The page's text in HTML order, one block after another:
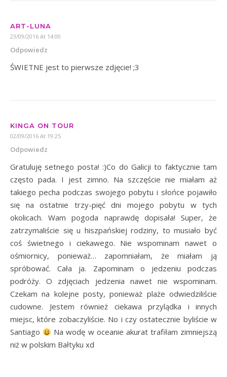
ART-LUNA
23/09/2016 At 14:00
Odpowiedz
ŚWIETNE jest to pierwsze zdjęcie! ;3
KINGA ON TOUR
02/09/2016 At 19:25
Odpowiedz
Gratuluję setnego posta! :)Co do Galicji to faktycznie tam
często pada. I jest zimno. Na szczęście nie miałam aż
takiego pecha podczas swojego pobytu i słońce pojawiło
się na ostatnie trzy-pięć dni mojego pobytu w tych
okolicach. Wam pogoda naprawdę dopisała! Super, że
zatrzymaliście się u hiszpańskiej rodziny, to musiało być
coś świetnego i ciekawego. Nie wspominam nawet o
ośmiornicy, ponieważ… zapomniałam, że miałam ją
spróbować. Cała ja. Zapominam o jedzeniu podczas
podróży. O zdjęciach jedzenia nawet nie wspominam.
Czekam na kolejne posty, ponieważ plaże odwiedziliście
cudowne. Jestem również ciekawa przylądka i innych
miejsc, które zobaczyliście. No i czy ostatecznie byliście w
Santiago
Na wodę w oceanie akurat trafiłam zimniejszą
niż w polskim Bałtyku xd